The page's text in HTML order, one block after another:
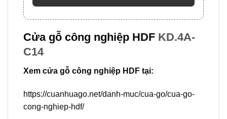
Cửa gỗ công nghiệp HDF KD.4A-
C14
Xem cửa gỗ công nghiệp HDF tại:
https://cuanhuago.net/danh-muc/cua-go/cua-go-
cong-nghiep-hdf/